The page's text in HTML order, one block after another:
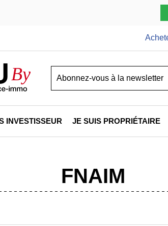
By
INVESTISSEUR JE SUIS PROPRIÉTAIRE
FNAIM